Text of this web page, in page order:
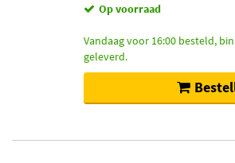
Op voorraad
Vandaag voor 16:00 besteld,
geleverd.